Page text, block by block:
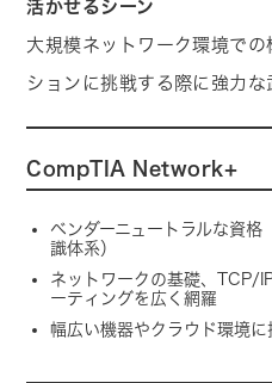
活かせるシーン
大規模ネットワーク環境で
ションに挑戦する際に強力な
CompTIA Network+
ベンダーニュートラルな資格
識体系）
ネットワークの基礎、TCP/
ーティングを広く網羅
幅広い機器やクラウド環境